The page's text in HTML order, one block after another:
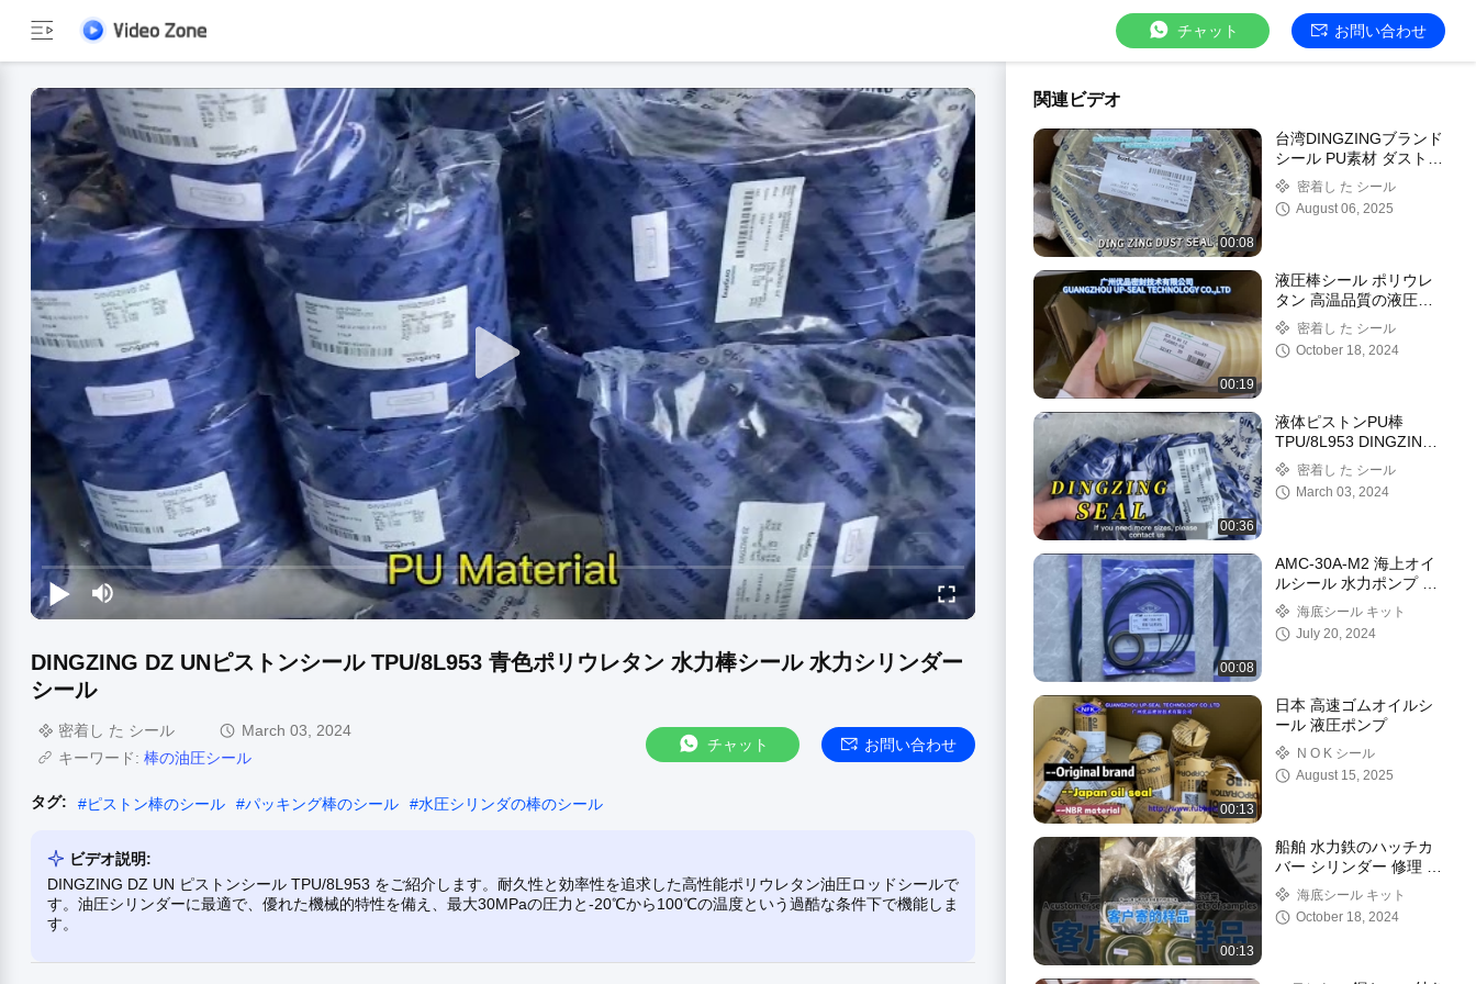
チャット お問い合わせ
DINGZING DZ UNピストンシール TPU/8L953 青色ポリウレタン 水力棒シール 水力シリンダー
シール
密着し た シール
March 03, 2024
キーワード: 棒の油圧シール
チャット お問い合わせ
タグ: #ピストン棒のシール #パッキング棒のシール #水圧シリンダの棒のシール
ビデオ説明:
DINGZING DZ UN ピストンシール TPU/8L953 をご紹介します。耐久性と効率性を追求した高性能ポリウレタン油圧ロッドシールで
す。油圧シリンダーに最適で、優れた機械的特性を備え、最大30MPaの圧力と-20℃から100℃の温度という過酷な条件下で機能しま
す。
関連ビデオ
00:08
台湾DINGZINGブランド
シール PU素材 ダストシ
ール (油圧シリンダー用)
密着し た シール
August 06, 2025
00:19
液圧棒シール ポリウレ
タン 高温品質の液圧シ
ール密着し た シール
October 18, 2024
00:36
液体ピストンPU棒
TPU/8L953 DINGZING
DZ UNポリウレタン液
体棒シール
密着し た シール
March 03, 2024
00:08
AMC-30A-M2 海上オイ
ルシール 水力ポンプ モ
ーターオイルシール修理
キット 船舶用
海底シール キット
July 20, 2024
00:13
日本 高速ゴムオイルシ
ール 液圧ポンプ
N O K シール
August 15, 2025
00:13
船舶 水力鉄のハッチカ
バー シリンダー 修理 シ
ールキット
海底シール キット
October 18, 2024